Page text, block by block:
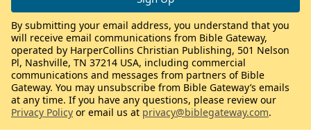
By submitting your email address, you understand that you
will receive email communications from Bible Gateway,
operated by HarperCollins Christian Publishing, 501 Nelson
Pl, Nashville, TN 37214 USA, including commercial
communications and messages from partners of Bible
Gateway. You may unsubscribe from Bible Gateway’s emails
at any time. If you have any questions, please review our
Privacy Policy or email us at privacy@biblegateway.com.